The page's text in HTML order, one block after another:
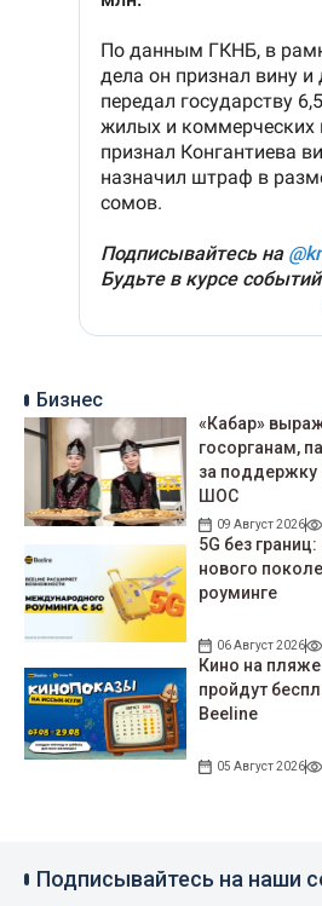
Бизнес
«Кабар»
госорганам,
за
ШОС
09 Август 2026
5G без
нового
роуминге
06 Август 2026
Кино на
пройдут
Beeline
05 Август 2026
Подписывайтесь на наши